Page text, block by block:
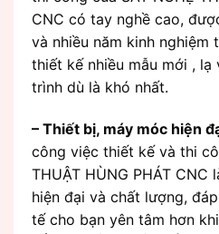
CNC có tay nghề cao,
và nhiều năm kinh nghiệm
thiết kế nhiều mẫu mới ,
trình dù là khó nhất.
– Thiết bị, máy móc hiện
công việc thiết kế và thi
THUẬT HÙNG PHÁT CNC
hiện đại và chất lượng,
tế cho bạn yên tâm hơn